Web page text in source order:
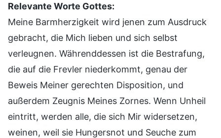
Relevante Worte Gottes:
Meine Barmherzigkeit wird jenen zum Ausdruck
gebracht, die Mich lieben und sich selbst
verleugnen. Währenddessen ist die Bestrafung,
die auf die Frevler niederkommt, genau der
Beweis Meiner gerechten Disposition, und
außerdem Zeugnis Meines Zornes. Wenn Unheil
eintritt, werden alle, die sich Mir widersetzen,
weinen, weil sie Hungersnot und Seuche zum